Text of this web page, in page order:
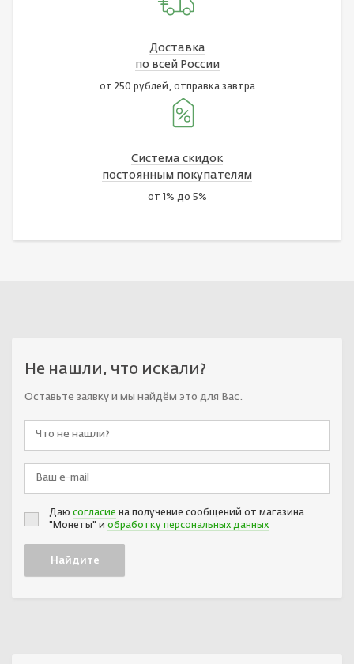
Доставка
по всей России
от 250 рублей, отправка завтра
Система скидок
постоянным покупателям
от 1% до 5%
Не нашли, что искали?
Оставьте заявку и мы найдём это для Вас.
Даю согласие на получение сообщений от магазина
"Монеты" и обработку персональных данных